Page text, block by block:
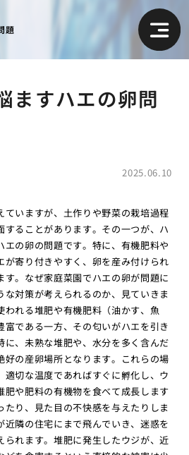
題
ますハエの卵問
2025.06.10
ていますが、土作りや野菜の栽培過程
することがあります。その一つが、ハ
エの卵の問題です。特に、有機肥料や
が寄り付きやすく、卵を産み付けられ
す。なぜ家庭菜園でハエの卵が問題に
な対策が考えられるのか、見ていきま
われる堆肥や有機肥料（油かす、魚
富である一方、その匂いがハエを引き
に、未熟な堆肥や、水分を多く含んだ
好の産卵場所となります。これらの場
適切な温度であればすぐに孵化し、ウ
肥や肥料の有機物を食べて成長します
たり、見た目の不快感を与えたりしま
近隣の住宅にまで飛んでいき、迷惑を
られます。堆肥に発生したウジが、近